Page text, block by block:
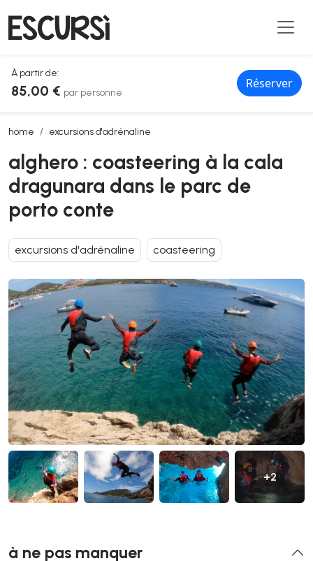
À partir de:
85,00 € par personne
Réserver
home excursions d'adrénaline
alghero : coasteering à la cala dragunara dans le parc de porto
alghero : coasteering à la cala
dragunara dans le parc de
porto conte
excursions d'adrénaline coasteering
+2
à ne pas manquer